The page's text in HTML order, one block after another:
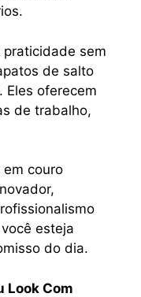
praticidade sem
de salto
Eles oferecem
de trabalho,
couro
esteja
do dia.
Look Com